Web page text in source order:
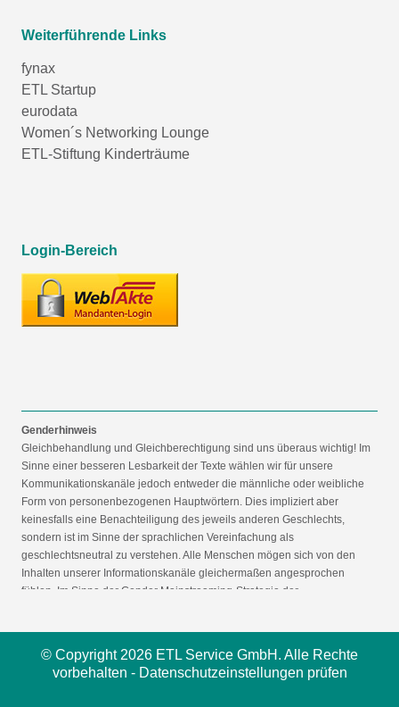
Weiterführende Links
fynax
ETL Startup
eurodata
Women´s Networking Lounge
ETL-Stiftung Kinderträume
Login-Bereich
Genderhinweis
Gleichbehandlung und Gleichberechtigung sind uns überaus wichtig! Im
Sinne einer besseren Lesbarkeit der Texte wählen wir für unsere
Kommunikationskanäle jedoch entweder die männliche oder weibliche
Form von personenbezogenen Hauptwörtern. Dies impliziert aber
keinesfalls eine Benachteiligung des jeweils anderen Geschlechts,
sondern ist im Sinne der sprachlichen Vereinfachung als
geschlechtsneutral zu verstehen. Alle Menschen mögen sich von den
Inhalten unserer Informationskanäle gleichermaßen angesprochen
fühlen. Im Sinne der Gender Mainstreaming-Strategie der
© Copyright 2026 ETL Service GmbH. Alle Rechte
vorbehalten - Datenschutzeinstellungen prüfen